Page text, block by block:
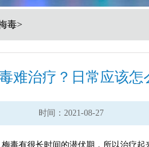
毒>
难治疗？日常应该怎
时间：2021-08-27
毒有很长时间的潜伏期，所以治疗